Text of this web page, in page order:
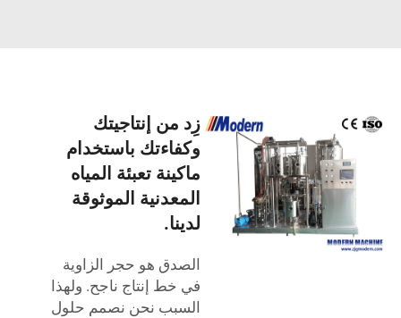
زِد من إنتاجيتك
وكفاءتك باستخدام
ماكينة تعبئة المياه
المعدنية الموثوقة
لدينا.
الصدق هو حجر الزاوية
في خط إنتاج ناجح. ولهذا
السبب نحن نصمم حلول